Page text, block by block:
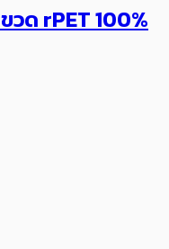
ด rPET 100%